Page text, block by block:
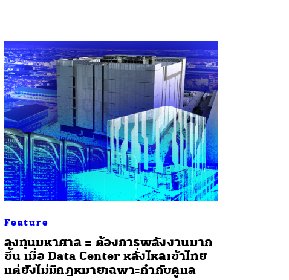
Feature
ลงทุนมหาศาล = ต้องการพลังงานมาก
ขึ้น เมื่อ Data Center หลั่งไหลเข้าไทย
แต่ยังไม่มีกฎหมายเฉพาะกำกับดูแล